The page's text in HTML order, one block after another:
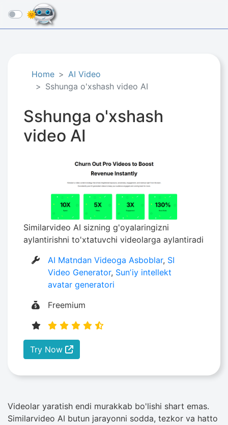
☰
Home
AI Video
Sshunga o'xshash video AI
Sshunga o'xshash
video AI
Similarvideo AI sizning g'oyalaringizni
aylantirishni to'xtatuvchi videolarga aylantiradi
AI Matndan Videoga Asboblar, SI
Video Generator, Sunʼiy intellekt
avatar generatori
Freemium
Try Now
Videolar yaratish endi murakkab bo'lishi shart emas.
Similarvideo AI butun jarayonni sodda, tezkor va hatto